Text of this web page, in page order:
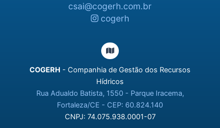
csai@cogerh.com.br
cogerh
COGERH - Companhia de Gestão dos Recursos
Hídricos
Rua Adualdo Batista, 1550 - Parque Iracema,
Fortaleza/CE - CEP: 60.824.140
CNPJ: 74.075.938.0001-07